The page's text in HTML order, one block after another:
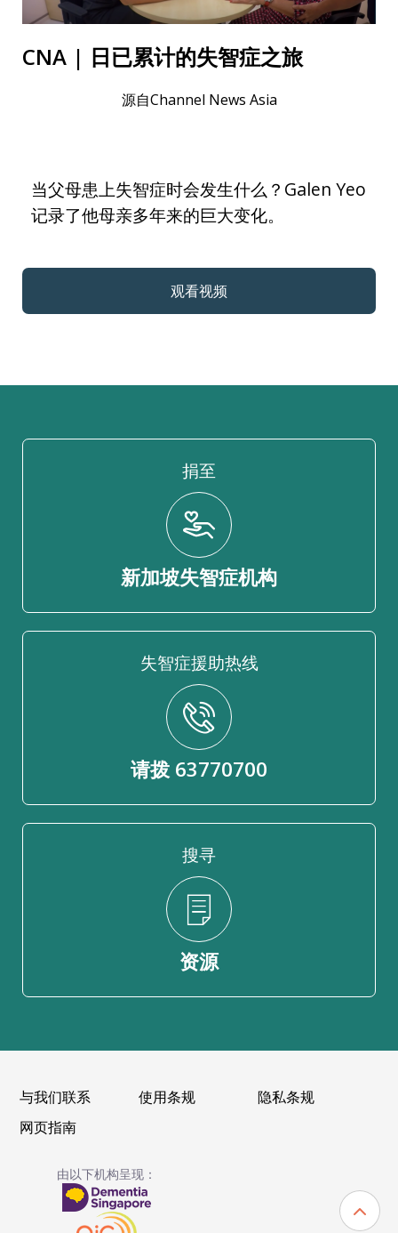
CNA | 日已累计的失智症之旅
源自Channel News Asia
当父母患上失智症时会发生什么？Galen Yeo
记录了他母亲多年来的巨大变化。
观看视频
捐至
新加坡失智症机构
失智症援助热线
请拨 63770700
搜寻
资源
与我们联系 使用条规
隐私条规
网页指南
由以下机构呈现：